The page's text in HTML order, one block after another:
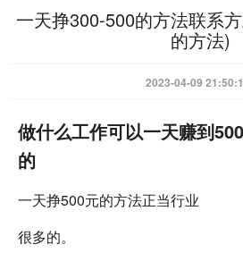
一天挣300-500的方法联系
的方法)
2023-04-09
做什么工作可以一天赚到
的
一天挣500元的方法正当行业
很多的。